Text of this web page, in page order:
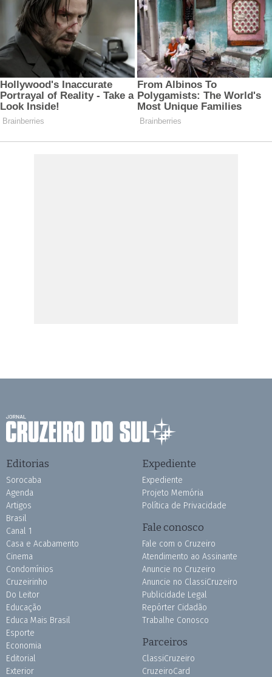
Editorias
Sorocaba
Agenda
Artigos
Brasil
Canal 1
Casa e Acabamento
Cinema
Condomínios
Cruzeirinho
Do Leitor
Educação
Educa Mais Brasil
Esporte
Economia
Editorial
Exterior
Expediente
Expediente
Projeto Memória
Política de Privacidade
Fale conosco
Fale com o Cruzeiro
Atendimento ao Assinante
Anuncie no Cruzeiro
Anuncie no ClassiCruzeiro
Publicidade Legal
Repórter Cidadão
Trabalhe Conosco
Parceiros
ClassiCruzeiro
CruzeiroCard